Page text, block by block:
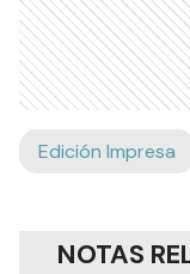
Edición Impresa
NOTAS